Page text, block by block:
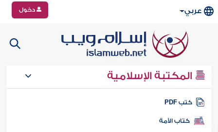
عربي دخول
المكتبة الإسلامية
كتب PDF